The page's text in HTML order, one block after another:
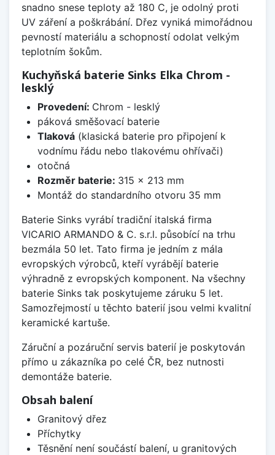
snadno snese teploty až 180 C, je odolný proti
UV záření a poškrábání. Dřez vyniká mimořádnou
pevností materiálu a schopností odolat velkým
teplotním šokům.
Kuchyňská baterie Sinks Elka Chrom -
lesklý
Provedení: Chrom - lesklý
páková směšovací baterie
Tlaková(klasická baterie pro připojení k
vodnímu řádu nebo tlakovému ohřívači)
otočná
Rozměr baterie: 315 x 213 mm
Montáž do standardního otvoru 35 mm
Baterie Sinks vyrábí tradiční italská firma
VICARIO ARMANDO & C. s.r.l. působící na trhu
bezmála 50 let. Tato firma je jedním z mála
evropských výrobců, kteří vyrábějí baterie
výhradně z evropských komponent. Na všechny
baterie Sinks tak poskytujeme záruku 5 let.
Samozřejmostí u těchto baterií jsou velmi kvalitní
keramické kartuše.
Záruční a pozáruční servis baterií je poskytován
přímo u zákazníka po celé ČR, bez nutnosti
demontáže baterie.
Obsah balení
Granitový dřez
Příchytky
Těsnění není součástí balení, u granitových